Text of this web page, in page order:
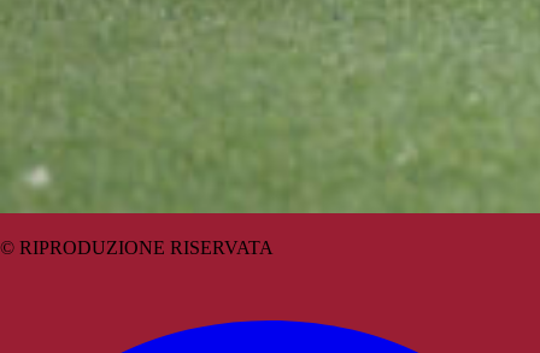
© RIPRODUZIONE RISERVATA